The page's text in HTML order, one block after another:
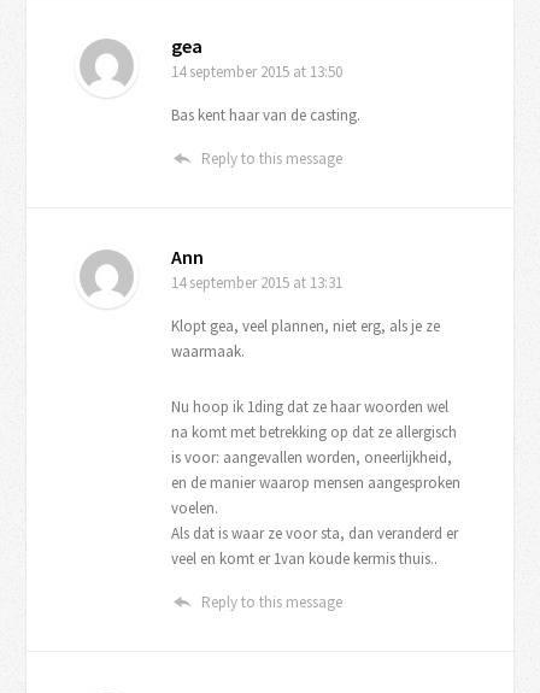
gea
14 september 2015 at 13:50
Bas kent haar van de casting.
Reply to this message
Ann
14 september 2015 at 13:31
Klopt gea, veel plannen, niet erg, als je ze
waarmaak.
Nu hoop ik 1ding dat ze haar woorden wel
na komt met betrekking op dat ze allergisch
is voor: aangevallen worden, oneerlijkheid,
en de manier waarop mensen aangesproken
voelen.
Als dat is waar ze voor sta, dan veranderd er
veel en komt er 1van koude kermis thuis..
Reply to this message